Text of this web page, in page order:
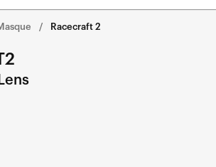
Racecraft 2